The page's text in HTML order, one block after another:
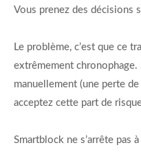
Vous prenez des décisions
Le problème, c’est que ce
extrêmement
manuellement (une perte
acceptez cette part de
Smartblock ne s’arrête pas